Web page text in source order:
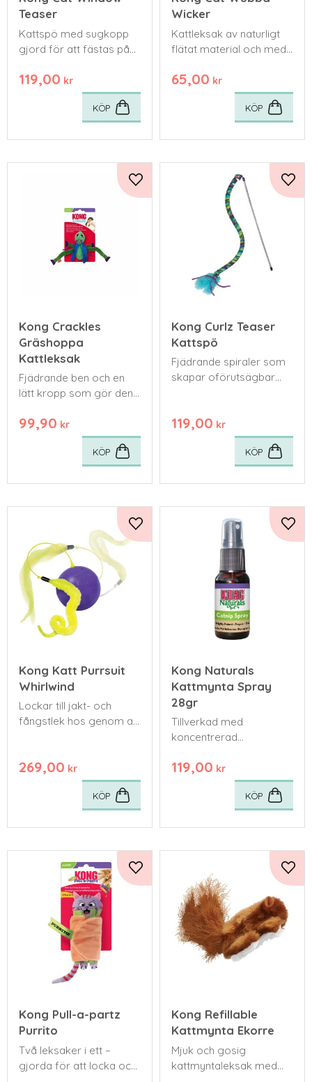
Teaser
Kattspö med sugkopp
gjord för att fästas på
119,00 kr
KÖP
Wicker
Kattleksak av naturligt
flätat material och med
fjädrar
65,00 kr
KÖP
Kong Crackles
Gräshoppa
Kattleksak
Fjädrande ben och en
lätt kropp som gör den
hoppa på för massor av
instinktstillfredsställande
99,90 kr
Lägg till i favoriter
KÖP
Kong Curlz Teaser
Kattspö
Fjädrande spiraler som
skapar oförutsägbar
119,00 kr
KÖP
Kong Katt Purrsuit
Whirlwind
Lockar till jakt- och
fångstlek hos genom att
rycker med sin svans.
269,00 kr
Lägg till i favoriter
KÖP
Kong Naturals
Kattmynta Spray
28gr
Tillverkad med
koncentrerad
maximalt skoj.
119,00 kr
KÖP
Kong Pull-a-partz
Purrito
Två leksaker i ett –
gjorda för att locka och
Lägg till i favoriter
Kong Refillable
Kattmynta Ekorre
Mjuk och gosig
kattmyntaleksak med